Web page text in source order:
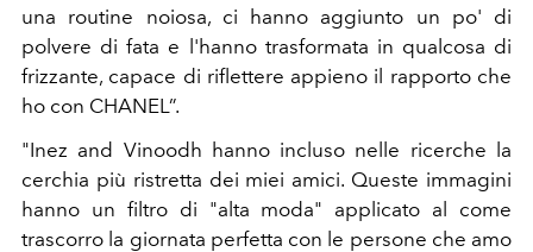
una routine noiosa, ci hanno aggiunto un po' di
polvere di fata e l'hanno trasformata in qualcosa di
frizzante, capace di riflettere appieno il rapporto che
ho con CHANEL”.
"Inez and Vinoodh hanno incluso nelle ricerche la
cerchia più ristretta dei miei amici. Queste immagini
hanno un filtro di "alta moda" applicato al come
trascorro la giornata perfetta con le persone che amo